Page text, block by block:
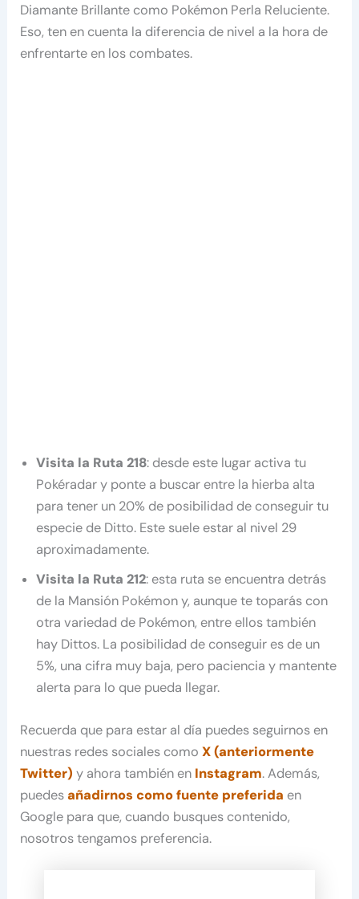
Diamante Brillante como Pokémon Perla Reluciente.
Eso, ten en cuenta la diferencia de nivel a la hora de
enfrentarte en los combates.
Visita la Ruta 218: desde este lugar activa tu
Pokéradar y ponte a buscar entre la hierba alta
para tener un 20% de posibilidad de conseguir tu
especie de Ditto. Este suele estar al nivel 29
aproximadamente.
Visita la Ruta 212: esta ruta se encuentra detrás
de la Mansión Pokémon y, aunque te toparás con
otra variedad de Pokémon, entre ellos también
hay Dittos. La posibilidad de conseguir es de un
5%, una cifra muy baja, pero paciencia y mantente
alerta para lo que pueda llegar.
Recuerda que para estar al día puedes seguirnos en
nuestras redes sociales comoX (anteriormente
Twitter) y ahora también en Instagram. Además,
puedesañadirnos como fuente preferida en
Google para que, cuando busques contenido,
nosotros tengamos preferencia.